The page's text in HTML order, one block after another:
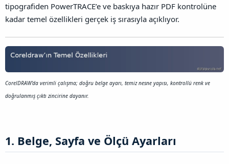
o
p
a
l
a
tipografiden PowerTRACE’e ve baskıya hazır PDF kontrolüne
kadar temel özellikleri gerçek iş sırasıyla açıklıyor.
CorelDRAW’da verimli çalışma; doğru belge ayarı, temiz nesne yapısı, kontrollü renk ve
doğrulanmış çıktı zincirine dayanır.
1. Belge, Sayfa ve Ölçü Ayarları​